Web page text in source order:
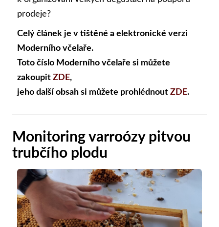
prodeje?
Celý článek je v tištěné a elektronické verzi
Moderního včelaře.
Toto číslo Moderního včelaře si můžete
zakoupit ZDE,
jeho další obsah si můžete prohlédnout ZDE.
Monitoring varroózy pitvou
trubčího plodu